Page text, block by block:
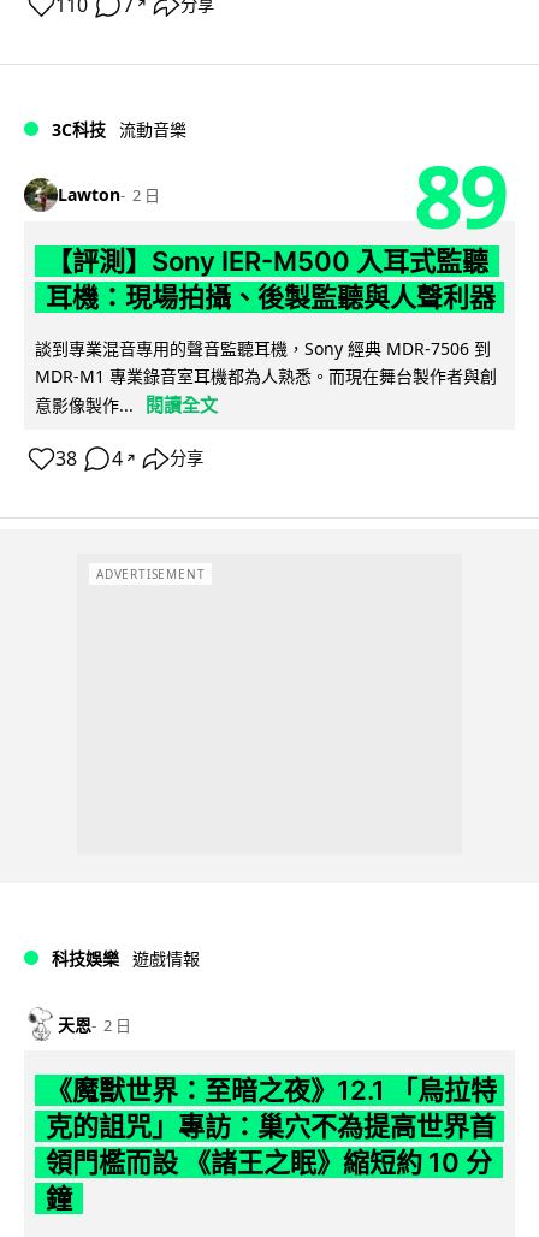
↗ 分享
3C科技 流動音樂
Lawton 2 日 89
【評測】Sony IER-M500 入耳式監聽
耳機：現場拍攝、後製監聽與人聲利器
談到專業混音專用的聲音監聽耳機，Sony 經典 MDR-7506 到
MDR-M1 專業錄音室耳機都為人熟悉。而現在舞台製作者與創
意影像製作...
閱讀全文
38 4 ↗ 分享
ADVERTISEMENT
科技娛樂 遊戲情報
天恩 2 日
《魔獸世界：至暗之夜》12.1 「烏拉特
克的詛咒」專訪：巢穴不為提高世界首
領門檻而設 《諸王之眠》縮短約 10 分
鐘